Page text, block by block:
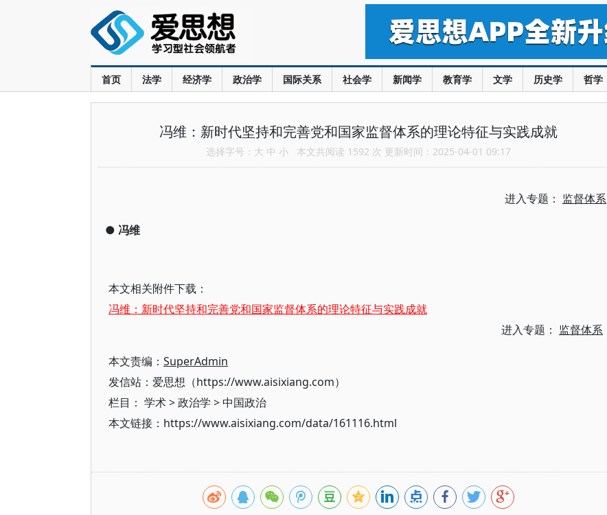
首页 法学 经济学 政治学 国际关系 社会学 新闻学 教育学 文学 历史学 哲学
冯维：新时代坚持和完善党和国家监督体系的理论特征与实践成就
选择字号： 大 中 小 本文共阅读 1592 次 更新时间：2025-04-01 09:17
进入专题： 监督体系
● 冯维
本文相关附件下载：
冯维：新时代坚持和完善党和国家监督体系的理论特征与实践成就
进入专题： 监督体系
本文责编： SuperAdmin
发信站：爱思想（https://www.aisixiang.com）
栏目： 学术>政治学 >中国政治
本文链接：https://www.aisixiang.com/data/161116.html